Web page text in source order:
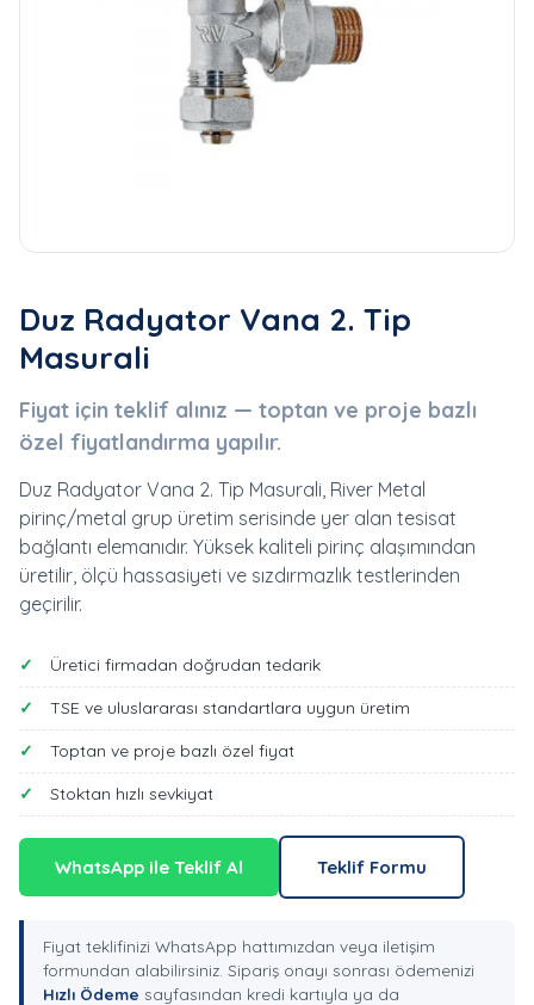
Duz Radyator Vana 2. Tip
Masurali
Fiyat için teklif alınız — toptan ve proje bazlı
özel fiyatlandırma yapılır.
Duz Radyator Vana 2. Tip Masurali, River Metal
pirinç/metal grup üretim serisinde yer alan tesisat
bağlantı elemanıdır. Yüksek kaliteli pirinç alaşımından
üretilir, ölçü hassasiyeti ve sızdırmazlık testlerinden
geçirilir.
Üretici firmadan doğrudan tedarik
TSE ve uluslararası standartlara uygun üretim
Toptan ve proje bazlı özel fiyat
Stoktan hızlı sevkiyat
WhatsApp ile Teklif Al Teklif Formu
Fiyat teklifinizi WhatsApp hattımızdan veya iletişim
formundan alabilirsiniz. Sipariş onayı sonrası ödemenizi
Hızlı Ödeme sayfasından kredi kartıyla ya da